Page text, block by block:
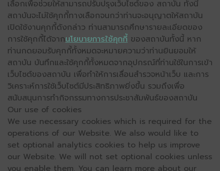
เลือกเพื่อช่วยให้สามารถปรับปรุงเว็บไซต์ของ สถาบัน ทั้งนี้
สถาบันจะไม่ใช้คุกกี้ทางเลือกจนกว่าท่านจะอนุญาตให้สถาบัน
เปิดใช้งานคุกกี้ดังกล่าว ท่านสามารถศึกษารายละเอียดของ
การใช้คุกกี้ได้จากนโยบายการใช้คุกกี้ ของสถาบันทั้งนี้ หาก
ท่านกดยอมรับคุกกี้ทั้งหมดจะหมายความว่าท่านยินยอมให้
สถาบัน บันทึกและใช้คุกกี้ทั้งหมดจากอุปกรณ์ที่ท่านใช้ในการเข้า
เว็บไซต์ของสถาบัน เพื่อทำให้การเลื่อนสำรวจหน้าเว็บ และการ
วิเคราะห์การใช้เว็บไซต์มีประสิทธิภาพยิ่งขึ้น รวมถึงเพื่อ
สนับสนุนการทำกิจกรรมทางการประชาสัมพันธ์ของสถาบัน
Our use of cookies
We use necessary cookies which is required for the
operations of our Website. We also would like to
set optional analytics cookies to help us improve
our Website. We will not set optional cookies unless
you enable them. You can learn more about our